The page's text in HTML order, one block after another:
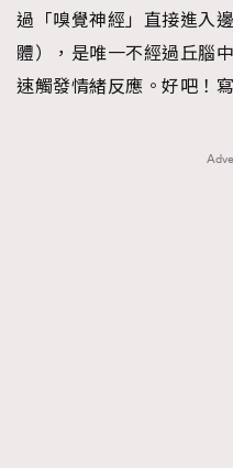
過「嗅覺神經」直接進入
體），是唯一不經過丘腦
速觸發情緒反應。好吧！